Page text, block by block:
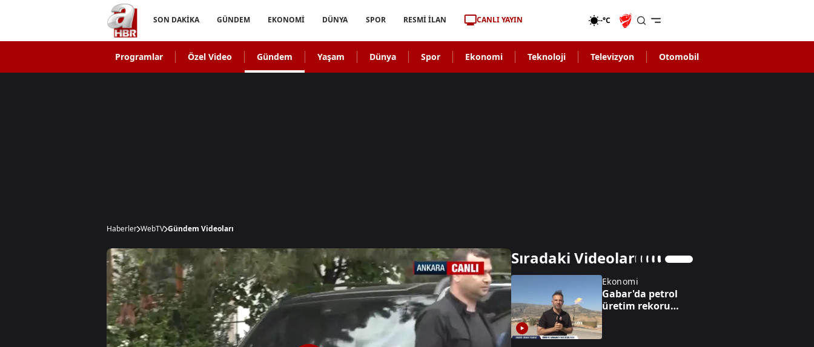
SON DAKİKA GÜNDEM EKONOMİ DÜNYA SPOR RESMİ İLAN CANLI YAYIN -°C
Programlar Özel Video Gündem Yaşam Dünya Spor Ekonomi Teknoloji Televizyon Otomobil
Haberler WebTV Gündem Videoları
Sıradaki Videolar
Ekonomi
Gabar'da petrol
üretim rekoru